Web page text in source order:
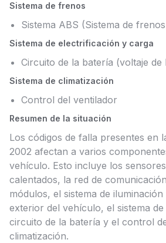
Sistema de frenos
Sistema ABS (Sistema de
Sistema de electrificación y carga
Circuito de la batería (voltaje de
Sistema de climatización
Control del ventilador
Resumen de la situación
Los códigos de falla presentes en
2002 afectan a varios
vehículo. Esto incluye los
calentados, la red de
módulos, el sistema de
exterior del vehículo, el sistema
circuito de la batería y el control
climatización.